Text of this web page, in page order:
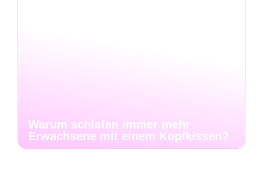
Warum schlafen immer mehr
Erwachsene mit einem Kopfkissen?